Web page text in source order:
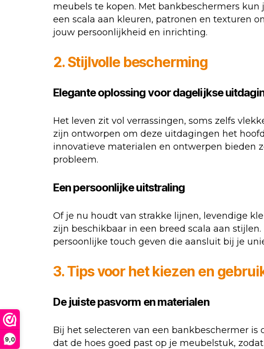
9,0
meubels te kopen. Met bankbeschermers
een scala aan kleuren, patronen en texturen
jouw persoonlijkheid en inrichting.
2. Stijlvolle bescherming
Elegante oplossing voor dagelijkse
Het leven zit vol verrassingen, soms zelfs
zijn ontworpen om deze uitdagingen het
innovatieve materialen en ontwerpen bieden
probleem.
Een persoonlijke uitstraling
Of je nu houdt van strakke lijnen, levendige
zijn beschikbaar in een breed scala aan
persoonlijke touch geven die aansluit bij je
3. Tips voor het kiezen en
De juiste pasvorm en materialen
Bij het selecteren van een bankbeschermer is
dat de hoes goed past op je meubelstuk,